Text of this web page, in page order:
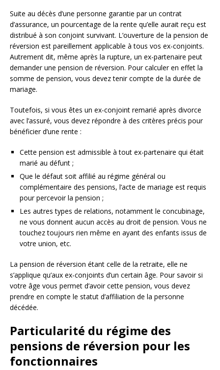
Suite au décès d’une personne garantie par un contrat
d’assurance, un pourcentage de la rente qu’elle aurait reçu est
distribué à son conjoint survivant. L’ouverture de la pension de
réversion est pareillement applicable à tous vos ex-conjoints.
Autrement dit, même après la rupture, un ex-partenaire peut
demander une pension de réversion. Pour calculer en effet la
somme de pension, vous devez tenir compte de la durée de
mariage.
Toutefois, si vous êtes un ex-conjoint remarié après divorce
avec l’assuré, vous devez répondre à des critères précis pour
bénéficier d’une rente :
Cette pension est admissible à tout ex-partenaire qui était
marié au défunt ;
Que le défaut soit affilié au régime général ou
complémentaire des pensions, l’acte de mariage est requis
pour percevoir la pension ;
Les autres types de relations, notamment le concubinage,
ne vous donnent aucun accès au droit de pension. Vous ne
touchez toujours rien même en ayant des enfants issus de
votre union, etc.
La pension de réversion étant celle de la retraite, elle ne
s’applique qu’aux ex-conjoints d’un certain âge. Pour savoir si
votre âge vous permet d’avoir cette pension, vous devez
prendre en compte le statut d’affiliation de la personne
décédée.
Particularité du régime des
pensions de réversion pour les
fonctionnaires